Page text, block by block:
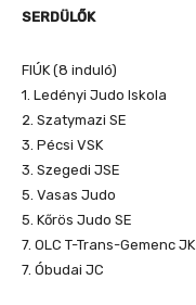
SERDÜLŐK
FIÚK (8 induló)
1. Ledényi Judo Iskola
2. Szatymazi SE
3. Pécsi VSK
3. Szegedi JSE
5. Vasas Judo
5. Kőrös Judo SE
7. OLC T-Trans-Gemenc JK
7. Óbudai JC